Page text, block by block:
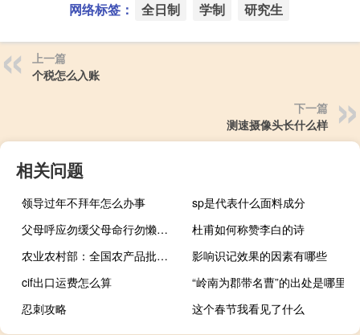
网络标签： 全日制 学制 研究生
上一篇
个税怎么入账
下一篇
测速摄像头长什么样
相关问题
领导过年不拜年怎么办事
sp是代表什么面料成分
父母呼应勿缓父母命行勿懒出自哪里（父母呼应勿缓父母命行勿懒）
杜甫如何称赞李白的诗
农业农村部：全国农产品批发市场猪肉平均价格比昨天上升0.7%
影响识记效果的因素有哪些
cif出口运费怎么算
“岭南为郡带名曹”的出处是哪里
忍刺攻略
这个春节我看见了什么